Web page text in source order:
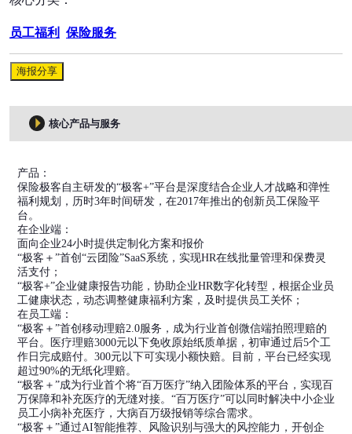
员工福利 保险服务
海报分享
核心产品与服务
产品：
保险极客自主研发的“极客+”平台是深度结合企业人才战略和弹性
福利规划，历时3年时间研发，在2017年推出的创新员工保险平
台。
在企业端：
面向企业24小时提供定制化方案和报价
“极客＋”首创“云团险”SaaS系统，实现HR在线批量管理和保费灵
活支付；
“极客+”企业健康报告功能，协助企业HR数字化转型，根据企业员
工健康状态，动态调整健康福利方案，及时提供员工关怀；
在员工端：
“极客＋”首创移动理赔2.0服务，成为行业首创微信端拍照理赔的
平台。医疗理赔3000元以下免收原始纸质单据，初审通过后5个工
作日完成赔付。300元以下可实现小额快赔。目前，平台已经实现
超过90%的无纸化理赔。
“极客＋”成为行业首个将“百万医疗”纳入团险体系的平台，实现百
万保障和补充医疗的无缝对接。“百万医疗”可以同时解决中小企业
员工小病补充医疗，大病百万级报销等综合需求。
“极客＋”通过AI智能推荐、风险识别与强大的风控能力，开创企